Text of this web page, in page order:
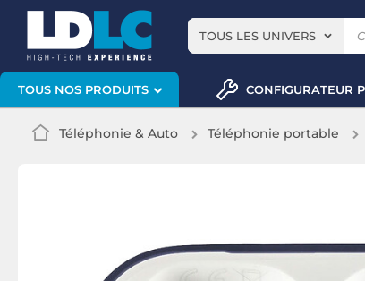
TOUS LES UNIVERS
TOUS NOS PRODUITS CONFIGURATEUR
Téléphonie & Auto Téléphonie portable